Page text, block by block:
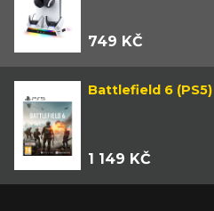
749 KČ
Battlefield 6 (PS5)
1 149 KČ